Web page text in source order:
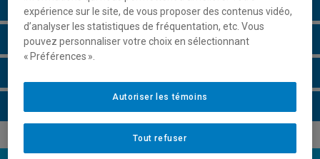
Description du cours
Horaire - Été 2026
expérience sur le site, de vous proposer des contenus vidéo,
d’analyser les statistiques de fréquentation, etc. Vous
pouvez personnaliser votre choix en sélectionnant
« Préférences ».
Tout refuser
Autoriser les témoins